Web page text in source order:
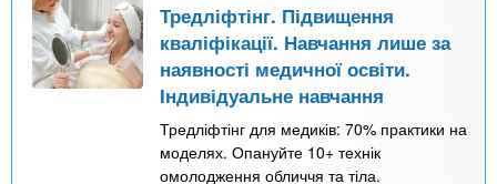
Тредліфтінг. Підвищення
кваліфікації. Навчання лише за
наявності медичної освіти.
Індивідуальне навчання
Тредліфтінг для медиків: 70% практики на
моделях. Опануйте 10+ технік
омолодження обличчя та тіла.